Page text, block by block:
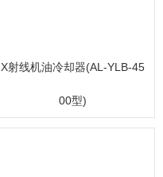
X射线机油冷却器(AL-YLB-45
00型)